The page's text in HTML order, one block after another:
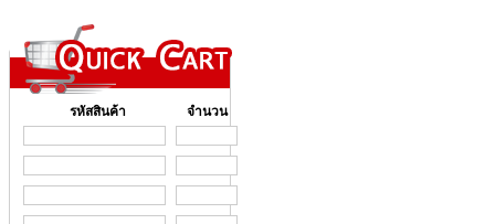
รหัสสินค้า จำนวน